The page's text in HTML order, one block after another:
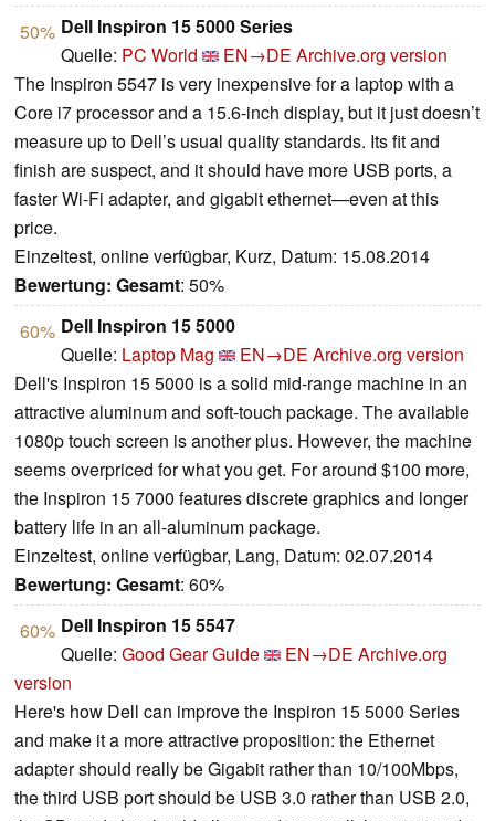
50% Dell Inspiron 15 5000 Series
Quelle: PC World EN→DE Archive.org version
The Inspiron 5547 is very inexpensive for a laptop with a
Core i7 processor and a 15.6-inch display, but it just doesn’t
measure up to Dell’s usual quality standards. Its fit and
finish are suspect, and it should have more USB ports, a
faster Wi-Fi adapter, and gigabit ethernet—even at this
price.
Einzeltest, online verfügbar, Kurz, Datum: 15.08.2014
Bewertung: Gesamt: 50%
60% Dell Inspiron 15 5000
Quelle: Laptop Mag EN→DE Archive.org version
Dell's Inspiron 15 5000 is a solid mid-range machine in an
attractive aluminum and soft-touch package. The available
1080p touch screen is another plus. However, the machine
seems overpriced for what you get. For around $100 more,
the Inspiron 15 7000 features discrete graphics and longer
battery life in an all-aluminum package.
Einzeltest, online verfügbar, Lang, Datum: 02.07.2014
Bewertung: Gesamt: 60%
60% Dell Inspiron 15 5547
Quelle: Good Gear Guide EN→DE Archive.org
version
Here's how Dell can improve the Inspiron 15 5000 Series
and make it a more attractive proposition: the Ethernet
adapter should really be Gigabit rather than 10/100Mbps,
the third USB port should be USB 3.0 rather than USB 2.0,